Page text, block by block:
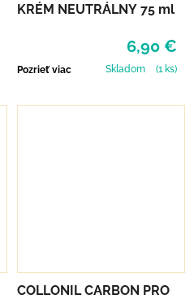
KRÉM NEUTRÁLNY 75 ml
6,90 €
Pozrieť viac Skladom (1 ks)
COLLONIL CARBON PRO